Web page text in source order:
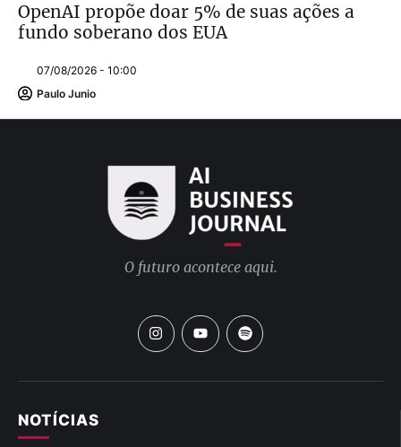
OpenAI propõe doar 5% de suas ações a
fundo soberano dos EUA
07/08/2026 - 10:00
Paulo Junio
NOTÍCIAS
O futuro acontece aqui.